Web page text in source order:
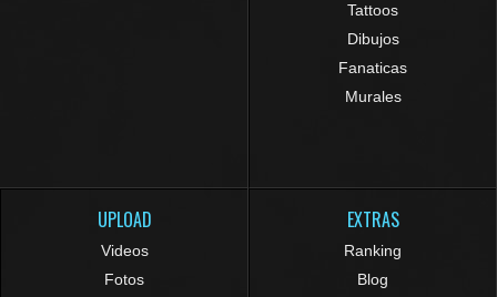
Tattoos
Dibujos
Fanaticas
Murales
UPLOAD
Videos
Fotos
EXTRAS
Ranking
Blog